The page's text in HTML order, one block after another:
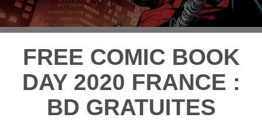
FREE COMIC BOOK
DAY 2020 FRANCE :
BD GRATUITES